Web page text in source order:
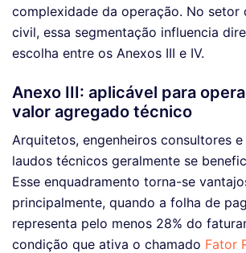
complexidade da operação. No setor
civil, essa segmentação influencia
escolha entre os Anexos III e IV.
Anexo III: aplicável para
valor agregado técnico
Arquitetos, engenheiros consultores
laudos técnicos geralmente se
Esse enquadramento torna-se
principalmente, quando a folha de
representa pelo menos 28% do
condição que ativa o chamado Fator